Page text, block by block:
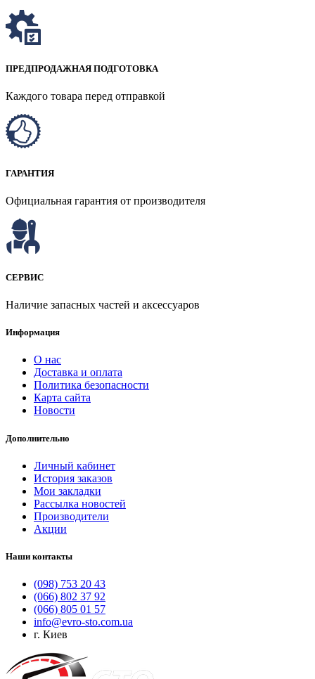
ПРЕДПРОДАЖНАЯ ПОДГОТОВКА
Каждого товара перед отправкой
ГАРАНТИЯ
Официальная гарантия от производителя
СЕРВИС
Наличие запасных частей и аксессуаров
Информация
О нас
Доставка и оплата
Политика безопасности
Карта сайта
Новости
Дополнительно
Личный кабинет
История заказов
Мои закладки
Рассылка новостей
Производители
Акции
Наши контакты
(098) 753 20 43
(066) 802 37 92
(066) 805 01 57
info@evro-sto.com.ua
г. Киев